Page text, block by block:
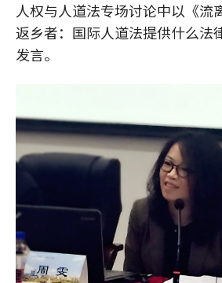
人权与人道法专场讨论中以《流
返乡者：国际人道法提供什么法
发言。